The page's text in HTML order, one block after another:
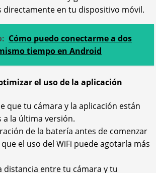
directamente en tu dispositivo móvil.
Cómo puedo conectarme a dos
tiempo en Android
el uso de la aplicación
que tu cámara y la aplicación están
a la última versión.
de la batería antes de comenzar
el uso del WiFi puede agotarla más
distancia entre tu cámara y tu